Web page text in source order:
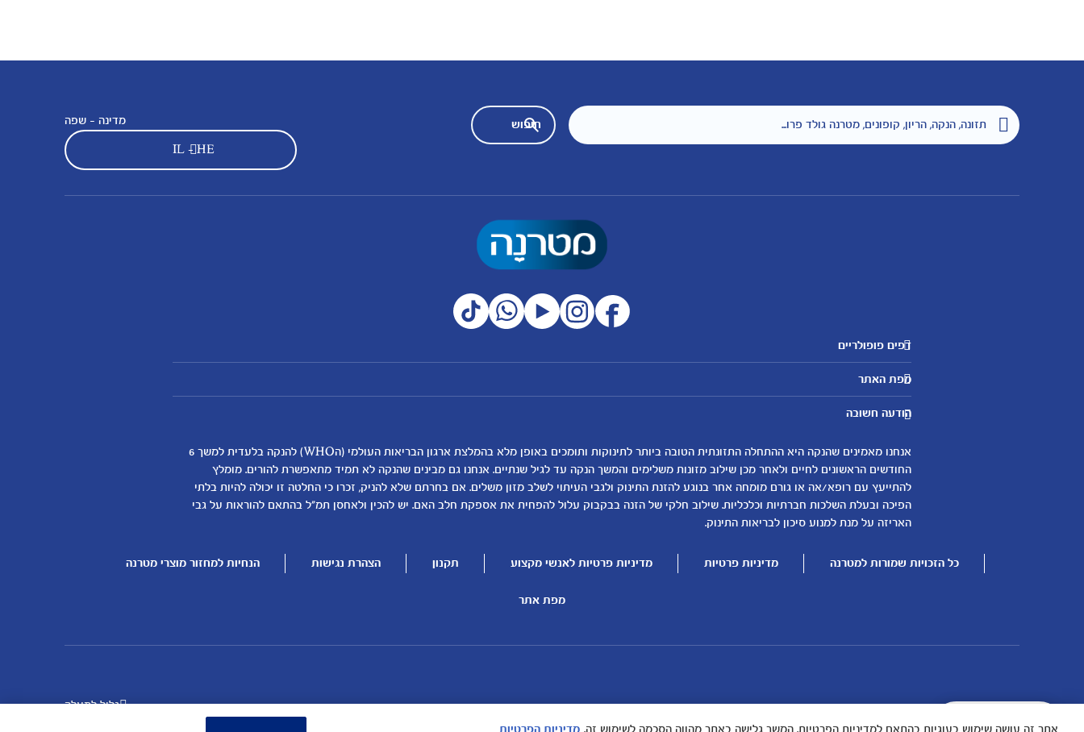
ליצור קשר בכל שאלה
מדינה - שפה
IL - HE
דפים פופולריים
מטרנה לשירותכם
היועצות שלנו
שאלות נפוצות
אודות
لموقع متيرنا باللغة العربية
מועדון מטרנה
רכישת מוצרים
מפת האתר
אבני דרך
לקראת הריון
0-6 חודשים
6-12 חודשים
12-24 חודשים
נושאים
תזונה ובריאות בהריון
שמות לתינוקות
התפתחות התינוק
כלים ומחשבונים
מחשבון שמות
מחשבון התפתחות וגדילת התינוק
מתכונים לתינוקות
שמות לבנים
הודעה חשובה
אנחנו מאמינים שהנקה היא ההתחלה התזונתית הטובה ביותר לתינוקות ותומכים באופן מלא בהמלצת ארגון הבריאות העולמי (הWHO) להנקה בלעדית למשך 6
החודשים הראשונים לחיים ולאחר מכן שילוב מזונות משלימים והמשך הנקה עד לגיל שנתיים. אנחנו גם מבינים שהנקה לא תמיד מתאפשרת להורים. מומלץ
להתייעץ עם רופא/אה או גורם מומחה אחר בנוגע להזנת התינוק ולגבי העיתוי לשלב מזון משלים. אם בחרתם שלא להניק, זכרו כי החלטה זו יכולה להיות בלתי
הפיכה ובעלת השלכות חברתיות וכלכליות. שילוב חלקי של הזנה בבקבוק עלול להפחית את אספקת חלב האם. יש להכין ולאחסן תמ"ל בהתאם להוראות על גבי
האריזה על מנת למנוע סיכון לבריאות התינוק.
כל הזכויות שמורות למטרנה מדיניות פרטיות מדיניות פרטיות לאנשי מקצוע תקנון הצהרת נגישות הנחיות למחזור מוצרי מטרנה
מפת אתר
גלול למעלה
אתר זה עושה שימוש בעוגיות בהתאם למדיניות הפרטיות. המשך גלישה באתר מהווה הסכמה לשימוש זה. מדיניות הפרטיות